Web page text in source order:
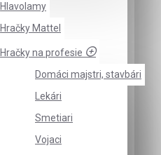
Hlavolamy
Hračky Mattel
Hračky na profesie
Domáci majstri, stavbári
Lekári
Smetiari
Vojaci